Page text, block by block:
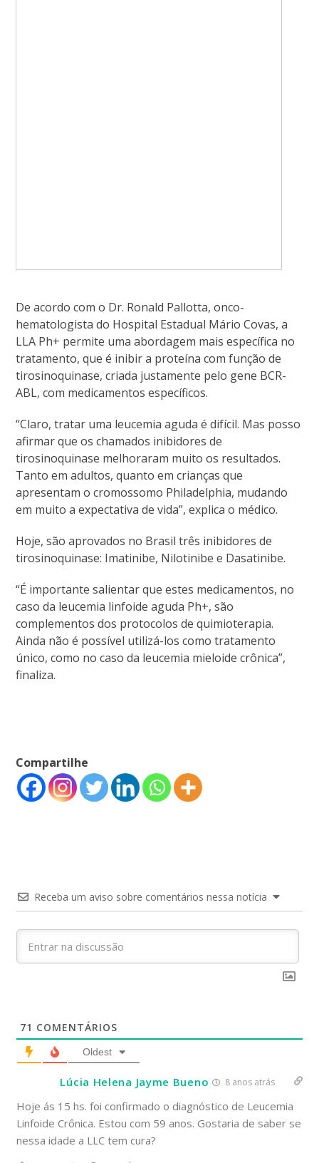
De acordo com o Dr. Ronald Pallotta, onco-
hematologista do Hospital Estadual Mário Covas, a
LLA Ph+ permite uma abordagem mais específica no
tratamento, que é inibir a proteína com função de
tirosinoquinase, criada justamente pelo gene BCR-
ABL, com medicamentos específicos.
“Claro, tratar uma leucemia aguda é difícil. Mas posso
afirmar que os chamados inibidores de
tirosinoquinase melhoraram muito os resultados.
Tanto em adultos, quanto em crianças que
apresentam o cromossomo Philadelphia, mudando
em muito a expectativa de vida”, explica o médico.
Hoje, são aprovados no Brasil três inibidores de
tirosinoquinase: Imatinibe, Nilotinibe e Dasatinibe.
“É importante salientar que estes medicamentos, no
caso da leucemia linfoide aguda Ph+, são
complementos dos protocolos de quimioterapia.
Ainda não é possível utilizá-los como tratamento
único, como no caso da leucemia mieloide crônica”,
finaliza.
Compartilhe
Receba um aviso sobre comentários nessa notícia
71 COMENTÁRIOS
Oldest
Lúcia Helena Jayme Bueno 8 anos atrás
Hoje ás 15 hs. foi confirmado o diagnóstico de Leucemia
Linfoide Crônica. Estou com 59 anos. Gostaria de saber se
nessa idade a LLC tem cura?